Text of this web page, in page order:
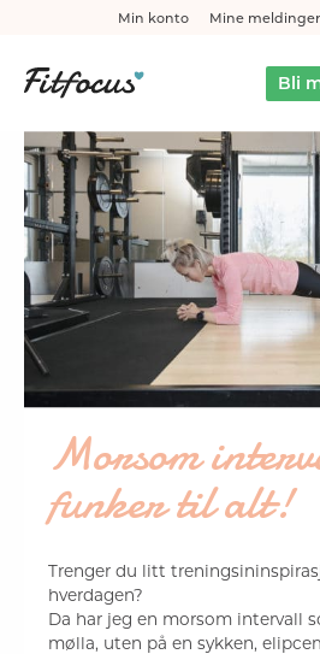
Min konto Mine meldinger
Bli
Morsom
funker til alt!
Trenger du litt
hverdagen?
Da har jeg en morsom intervall
mølla, uten på en sykken,